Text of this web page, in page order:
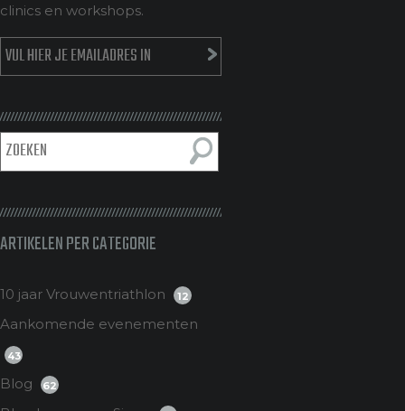
clinics en workshops.
ARTIKELEN PER CATEGORIE
10 jaar Vrouwentriathlon 12
Aankomende evenementen
43
Blog 62